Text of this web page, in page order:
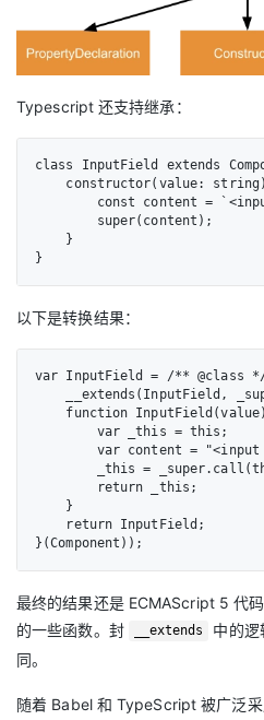
Typescript 还支持继承：
class InputField extends
constructor(value:
const content = `<input
super(content);
}
}
以下是转换结果：
var InputField = /** @class
__extends(InputField,
function
var _this = this;
var content = "<input
_this =
return _this;
}
return InputField;
}(Component));
最终的结果还是 ECMAScript 5 代
的一些函数。封
__extends
中的逻
同。
随着 Babel 和 TypeScript 被广泛